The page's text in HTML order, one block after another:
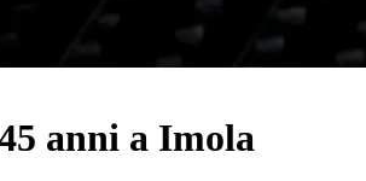
anni a Imola